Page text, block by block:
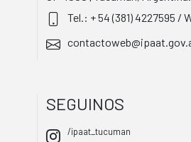
Tel.: + 54 (381) 4227595 /
SEGUINOS
/ipaat_tucuman